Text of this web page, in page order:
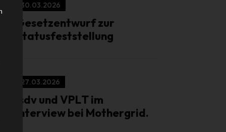
30.03.2026
Gesetzentwurf zur
Statusfeststellung
27.03.2026
isdv und VPLT im
Interview bei Mothergrid.